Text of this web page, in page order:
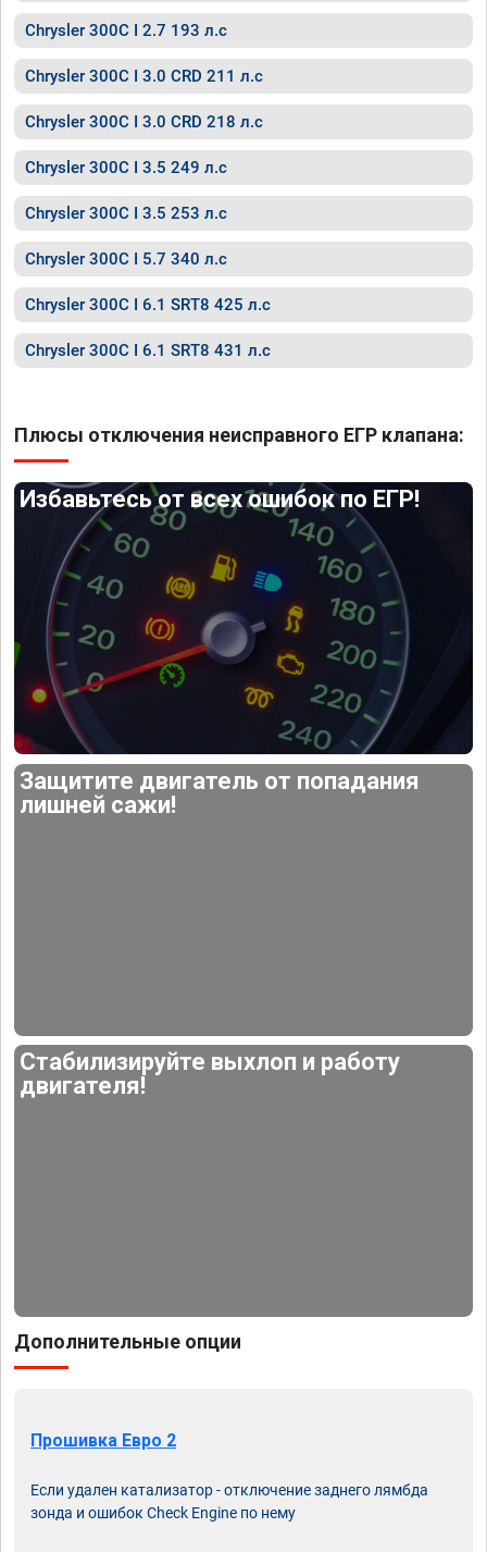
Chrysler 300C I 2.7 193 л.с
Chrysler 300C I 3.0 CRD 211 л.с
Chrysler 300C I 3.0 CRD 218 л.с
Chrysler 300C I 3.5 249 л.с
Chrysler 300C I 3.5 253 л.с
Chrysler 300C I 5.7 340 л.с
Chrysler 300C I 6.1 SRT8 425 л.с
Chrysler 300C I 6.1 SRT8 431 л.с
Плюсы отключения неисправного ЕГР клапана:
Избавьтесь от всех ошибок по ЕГР!
Защитите двигатель от попадания
лишней сажи!
Стабилизируйте выхлоп и работу
двигателя!
Дополнительные опции
Прошивка Евро 2
Если удален катализатор - отключение заднего лямбда
зонда и ошибок Check Engine по нему